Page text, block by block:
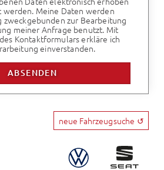
werden. Meine Daten werden
zweckgebunden zur Bearbeitung
meiner Anfrage benutzt. Mit
Kontaktformulars erkläre ich
einverstanden.
neue Fahrzeugsuche ↺